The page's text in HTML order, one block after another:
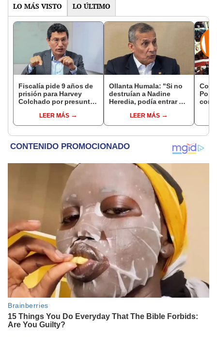
LO MÁS VISTO LO ÚLTIMO
Fiscalía pide 9 años de
prisión para Harvey
Colchado por presunta
incompatible y falsedad
ideológica
LEER MÁS
Ollanta Humala: "Si no
destruían a Nadine
Heredia, podía entrar en
LEER MÁS